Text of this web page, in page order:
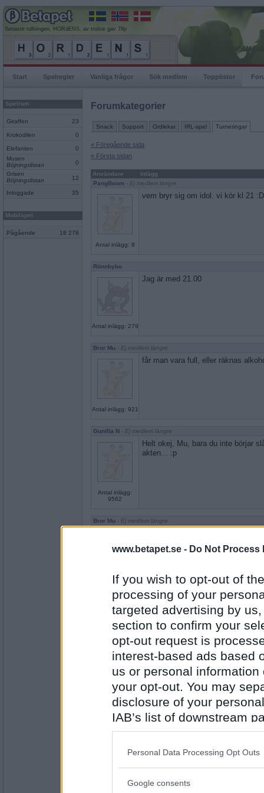
www.betapet.se - Do Not Process
If you wish to opt-out of
processing of your
targeted advertising by
section to confirm your
opt-out request is
interest-based ads based
us or personal
your opt-out. You may
disclosure of your
IAB’s list of downstream
also be disclosed by us
Downstream Participants
Please note that this
Personal Data Processing Opt Outs
Google consents
Senaste rullningen, HORdENS, av trulsie gav 78p
Start Spelregler Vanliga frågor Sök medlem Topplistor
Spelrum
Giraffen 23
Krokodilen 0
Elefanten
0
Musen
Böjningslistan
0
Grisen
Böjningslistan
12
Inloggade 35
Mobilspel
Pågående 18 278
Forumkategorier
Snack Support Ordlekar IRL-spel Turneringar
« Föregående sida
« Första sidan
Användare
Inlägg
PangBoom - Ej medlem längre
Antal inlägg: 8
vem bryr sig om idol. vi kör kl 21 :D
Rönnbybo
Antal inlägg: 279
Jag är med 21.00
Bror Mu - Ej medlem längre
Antal inlägg: 921
får man vara full, eller räknas
Gunilla N - Ej medlem längre
Antal inlägg:
9562
Helt okej, Mu, bara du inte börjar
akten... :p
Bror Mu - Ej medlem längre
Antal inlägg: 921
en riktig tungviktsmatch.
Antal inlägg:
3785
hur många ronder det blir beror ju
upp...
chanserna att ruhrgebit är med
uttalande. ;)
Kirkelina
Jag är nog med, men får se hur
sent det blir. Tror inte jag orkar